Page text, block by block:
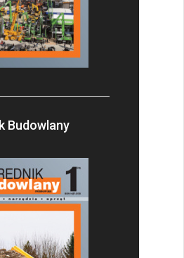
Budowlany